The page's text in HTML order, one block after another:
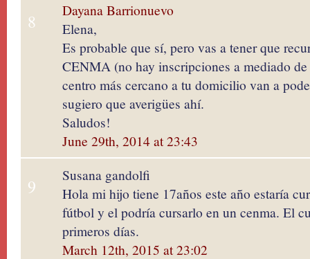
8
Dayana Barrionuevo
Elena,
Es probable que sí, pero vas a tener que
CENMA (no hay inscripciones a mediado
centro más cercano a tu domicilio van a
sugiero que averigües ahí.
Saludos!
June 29th, 2014 at 23:43
9
Susana gandolfi
Hola mi hijo tiene 17años este año estaría
fútbol y el podría cursarlo en un cenma. El
primeros días.
March 12th, 2015 at 23:02